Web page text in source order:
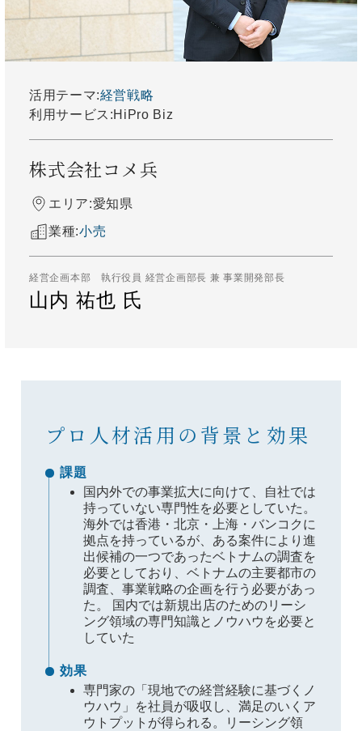
活用テーマ:経営戦略
利用サービス:HiPro Biz
株式会社コメ兵
エリア:愛知県
業種:小売​
経営企画本部 執行役員 経営企画部長 兼 事業開発部長
山内 祐也 氏
プロ人材活用の背景と効果
課題
国内外での事業拡大に向けて、自社では
持っていない専門性を必要としていた。
海外では香港・北京・上海・バンコクに
拠点を持っているが、ある案件により進
出候補の一つであったベトナムの調査を
必要としており、ベトナムの主要都市の
調査、事業戦略の企画を行う必要があっ
た。 国内では新規出店のためのリーシ
ング領域の専門知識とノウハウを必要と
していた
効果
専門家の「現地での経営経験に基づくノ
ウハウ」を社員が吸収し、満足のいくア
ウトプットが得られる。リーシング領